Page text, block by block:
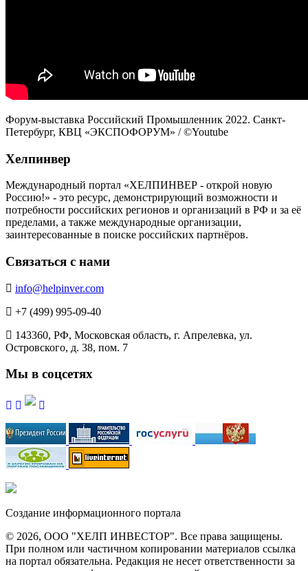
Форум-выставка Российский Промышленник 2022. Санкт-
Петербург, КВЦ «ЭКСПОФОРУМ» / ©Youtube
Хелпинвер
Международный портал «ХЕЛПИНВЕР - открой новую
Россию!» - это ресурс, демонстрирующий возможности и
потребности российских регионов и организаций в РФ и за её
пределами, а также международные организации,
заинтересованные в поиске российских партнёров.
Связаться с нами
info@helpinver.com
+7 (499) 995-09-40
143360, РФ, Московская область, г. Апрелевка, ул.
Островского, д. 38, пом. 7
Мы в соцсетях
Создание информационного портала
© 2026, ООО "ХЕЛП ИНВЕСТОР". Все права защищены.
При полном или частичном копировании материалов ссылка
на портал обязательна. Редакция не несет ответственности за